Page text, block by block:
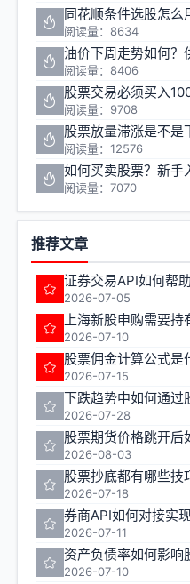
阅读量：8634
阅读量：8406
阅读量：9708
股票放量滞涨是不是
阅读量：12576
如何买卖股票？新手
阅读量：7070
推荐文章
2026-07-05
上海新股申购需要持
2026-07-10
股票佣金计算公式是
2026-07-15
2026-07-28
2026-08-03
股票抄底都有哪些技
2026-07-18
券商API如何对接实
2026-07-11
资产负债率如何影响
2026-07-10